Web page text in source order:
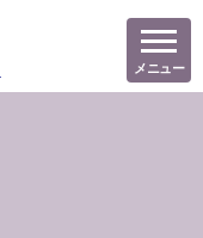
メニュー